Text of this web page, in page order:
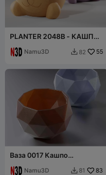
PLANTER 2048B - КАШПО
Namu3D  82 55
Ваза 0017 Кашпо
Namu3D  81 83